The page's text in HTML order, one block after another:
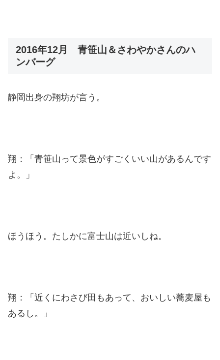
2016年12月 青笹山＆さわやかさんのハ
ンバーグ
静岡出身の翔坊が言う。
翔：「青笹山って景色がすごくいい山があるんです
よ。」
ほうほう。たしかに富士山は近いしね。
翔：「近くにわさび田もあって、おいしい蕎麦屋も
あるし。」